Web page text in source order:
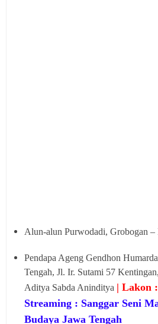
Alun-alun Purwodadi, Grobogan
Pendapa Ageng Gendhon
Tengah, Jl. Ir. Sutami 57
Aditya Sabda Aninditya | Lakon
Streaming : Sanggar Seni
Budaya Jawa Tengah